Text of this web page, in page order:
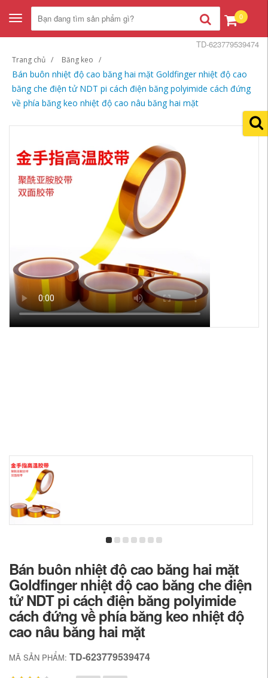
Toggle
navigation
0
Trang chủ Băng keo
Bán buôn nhiệt độ cao băng hai mặt Goldfinger nhiệt độ cao
băng che điện tử NDT pi cách điện băng polyimide cách đứng
về phía băng keo nhiệt độ cao nâu băng hai mặt
TD-623779539474
Bán buôn nhiệt độ cao băng hai mặt
Goldfinger nhiệt độ cao băng che điện
tử NDT pi cách điện băng polyimide
cách đứng về phía băng keo nhiệt độ
cao nâu băng hai mặt
MÃ SẢN PHẨM: TD-623779539474